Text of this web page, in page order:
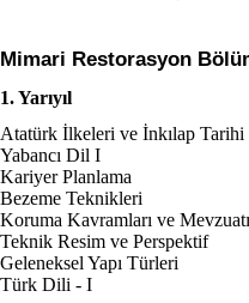
Mimari Restorasyon
1. Yarıyıl
Atatürk İlkeleri ve İnkılap Tarihi
Yabancı Dil I
Kariyer Planlama
Bezeme Teknikleri
Koruma Kavramları ve Mevzuatı
Teknik Resim ve Perspektif
Geleneksel Yapı Türleri
Türk Dili - I